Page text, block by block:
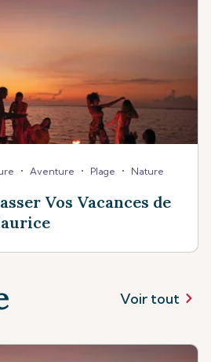
• Aventure • Plage • Nature
Vos Vacances de
Voir tout